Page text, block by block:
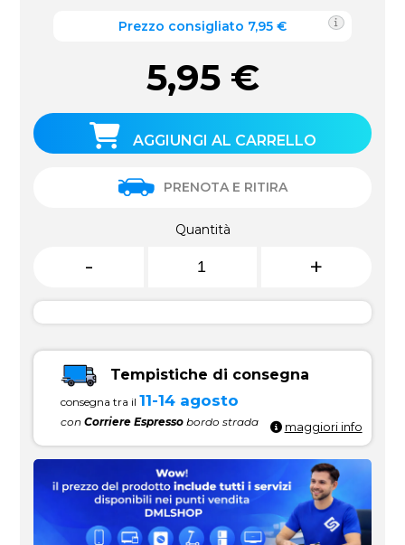
Prezzo consigliato 7,95 €
5,95 €
AGGIUNGI AL CARRELLO
PRENOTA E RITIRA
Quantità
- +
Tempistiche di consegna
consegna tra il 11-14 agosto
conCorriere Espresso bordo strada maggiori info